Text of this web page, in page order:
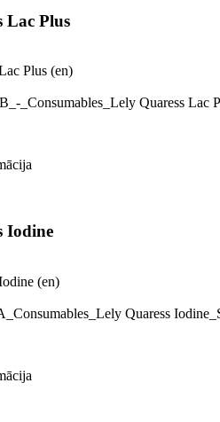
Lac Plus
Plus (en)
_Consumables_Lely Quaress Lac
Iodine
(en)
Quaress